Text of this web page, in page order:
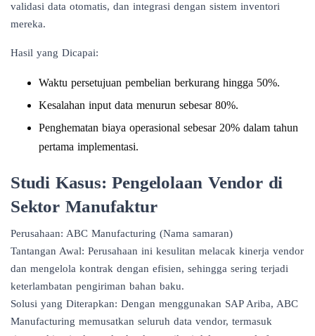
validasi data otomatis, dan integrasi dengan sistem inventori
mereka.
Hasil yang Dicapai:
Waktu persetujuan pembelian berkurang hingga 50%.
Kesalahan input data menurun sebesar 80%.
Penghematan biaya operasional sebesar 20% dalam tahun
pertama implementasi.
Studi Kasus: Pengelolaan Vendor di
Sektor Manufaktur
Perusahaan: ABC Manufacturing (Nama samaran)
Tantangan Awal: Perusahaan ini kesulitan melacak kinerja vendor
dan mengelola kontrak dengan efisien, sehingga sering terjadi
keterlambatan pengiriman bahan baku.
Solusi yang Diterapkan: Dengan menggunakan SAP Ariba, ABC
Manufacturing memusatkan seluruh data vendor, termasuk